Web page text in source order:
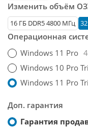
Изменить объём
16 ГБ DDR5 4800 МГц
Операционная
Windows 11 Pro
Windows 10 Pro
Windows 11 Pro
Доп. гарантия
Гарантия